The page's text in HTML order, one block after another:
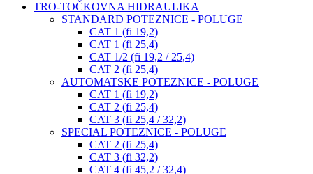
TRO-TOČKOVNA HIDRAULIKA
STANDARD POTEZNICE - POLUGE
CAT 1 (fi 19,2)
CAT 1 (fi 25,4)
CAT 1/2 (fi 19,2 / 25,4)
CAT 2 (fi 25,4)
AUTOMATSKE POTEZNICE - POLUGE
CAT 1 (fi 19,2)
CAT 2 (fi 25,4)
CAT 3 (fi 25,4 / 32,2)
SPECIAL POTEZNICE - POLUGE
CAT 2 (fi 25,4)
CAT 3 (fi 32,2)
CAT 4 (fi 45,2 / 32,4)